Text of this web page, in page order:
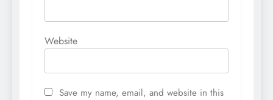
Website
Save my name, email, and website in this